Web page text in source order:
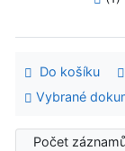
Do košíku
Vybrané
Počet